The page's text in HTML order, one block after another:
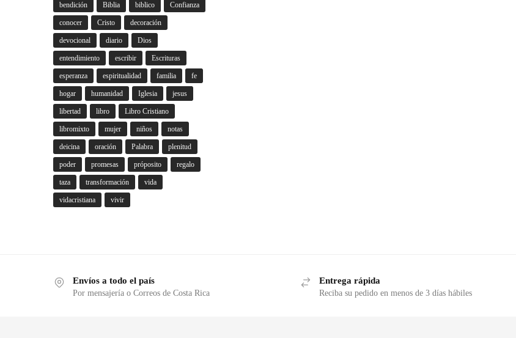
bendición Biblia biblico Confianza
conocer Cristo decoración
devocional diario Dios
entendimiento escribir Escrituras
esperanza espiritualidad familia fe
hogar humanidad Iglesia jesus
libertad libro Libro Cristiano
libromixto mujer niños notas
deicina oración Palabra plenitud
poder promesas próposito regalo
taza transformación vida
vidacristiana vivir
Envíos a todo el país
Por mensajería o Correos de Costa Rica
Entrega rápida
Reciba su pedido en menos de 3 días hábiles